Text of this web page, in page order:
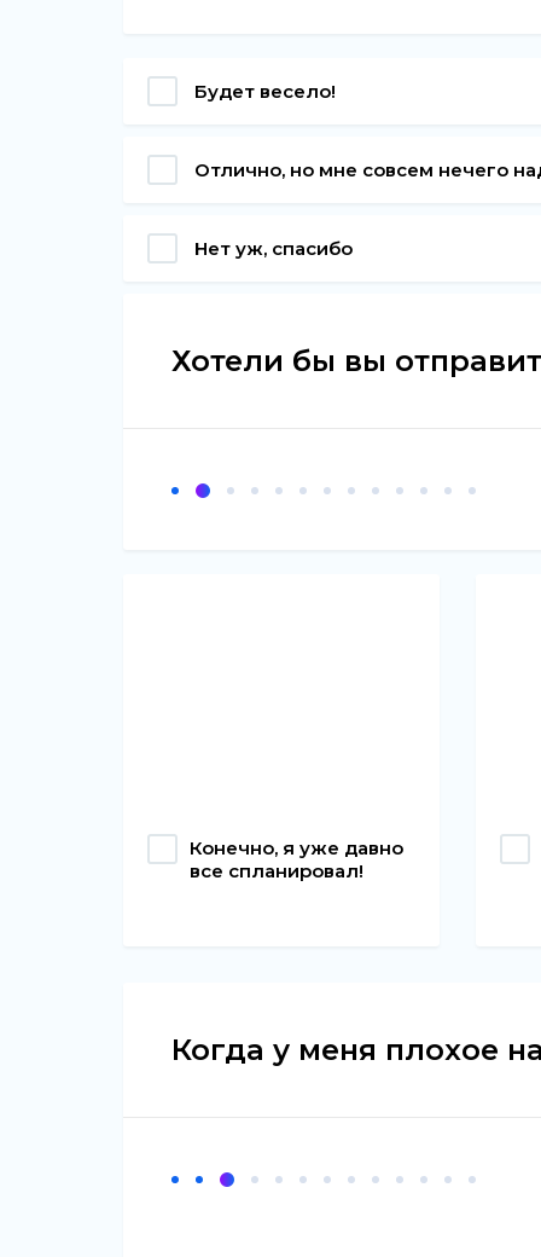
Будет весело!
Отлично, но мне совсем нечего
Нет уж, спасибо
Хотели бы вы
Конечно, я уже давно
все спланировал!
Когда у меня плохое